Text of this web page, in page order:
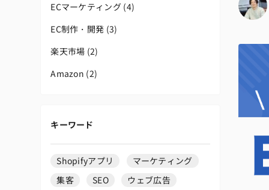
ECマーケティング (4)
EC制作・開発 (3)
楽天市場 (2)
Amazon (2)
キーワード
Shopifyアプリ
マーケティング
集客
SEO
ウェブ広告